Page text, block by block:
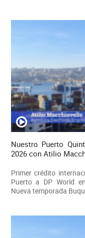
Nuestro Puerto
2026 con Atilio
Primer crédito
Puerto a DP World
Nueva temporada